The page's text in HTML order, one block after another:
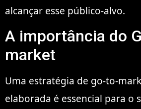
alcançar esse público-alvo.
A importância do
market
Uma estratégia de go-to-
elaborada é essencial para o